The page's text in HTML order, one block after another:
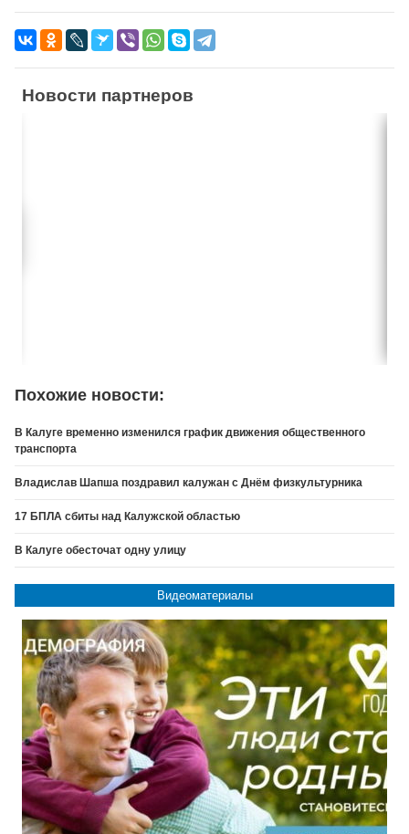
Новости партнеров
Похожие новости:
В Калуге временно изменился график движения общественного
транспорта
Владислав Шапша поздравил калужан с Днём физкультурника
17 БПЛА сбиты над Калужской областью
В Калуге обесточат одну улицу
Видеоматериалы